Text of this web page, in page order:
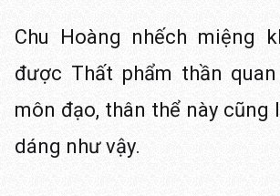
Chu Hoàng nhếch miệng
được Thất phẩm thần
môn đạo, thân thể này cũng
dáng như vậy.